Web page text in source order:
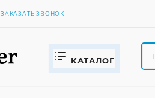
ЗАКАЗАТЬ ЗВОНОК
КАТАЛОГ